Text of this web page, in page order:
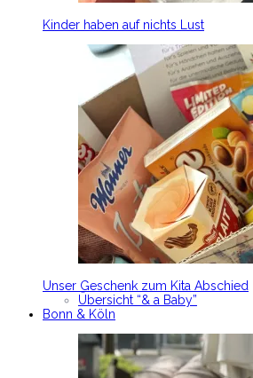
Kinder haben auf nichts Lust
Unser Geschenk zum Kita Abschied
Übersicht “& a Baby”
Bonn & Köln